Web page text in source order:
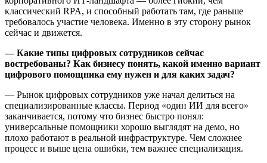
классический RPA, и способный работать там, где раньше
требовалось участие человека. Именно в эту сторону рынок
сейчас и движется.
— Какие типы цифровых сотрудников сейчас
востребованы? Как бизнесу понять, какой именно вариант
цифрового помощника ему нужен и для каких задач?
— Рынок цифровых сотрудников уже начал делиться на
специализированные классы. Период «один ИИ для всего»
заканчивается, потому что бизнес быстро понял:
универсальные помощники хорошо выглядят на демо, но
плохо работают в реальной инфраструктуре. Чем сложнее
процесс и выше цена ошибки, тем важнее специализация.